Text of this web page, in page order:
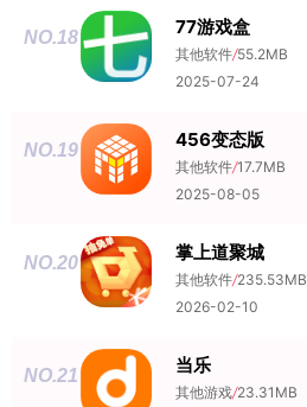
NO.18 77游戏盒
其他软件/55.2MB
2025-07-24
NO.19 456变态版
其他软件/17.7MB
2025-08-05
NO.20 掌上道聚城
其他软件/235.53MB
2026-02-10
NO.21 当乐
其他游戏/23.31MB